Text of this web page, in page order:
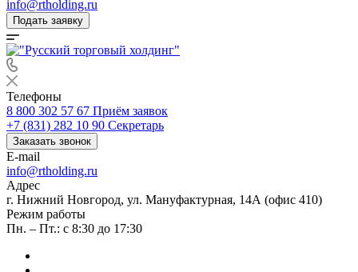
info@rtholding.ru
Подать заявку
Телефоны
8 800 302 57 67 Приём заявок
+7 (831) 282 10 90 Секретарь
Заказать звонок
E-mail
info@rtholding.ru
Адрес
г. Нижний Новгород, ул. Мануфактурная, 14А (офис 410)
Режим работы
Пн. – Пт.: с 8:30 до 17:30